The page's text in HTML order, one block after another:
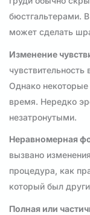
бюстгальтерами.
может сделать
Изменение
Однако некоторые
время. Нередко
незатронутыми.
Неравномерная
вызвано
процедура, как
который был
Полная или